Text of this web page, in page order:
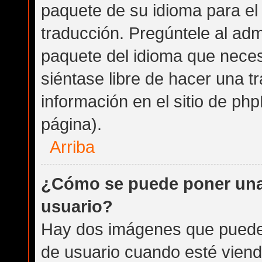
paquete de su idioma para
traducción. Pregúntele al
paquete del idioma que
siéntase libre de hacer una
información en el sitio de
página).
Arriba
¿Cómo se puede poner
usuario?
Hay dos imágenes que
de usuario cuando esté